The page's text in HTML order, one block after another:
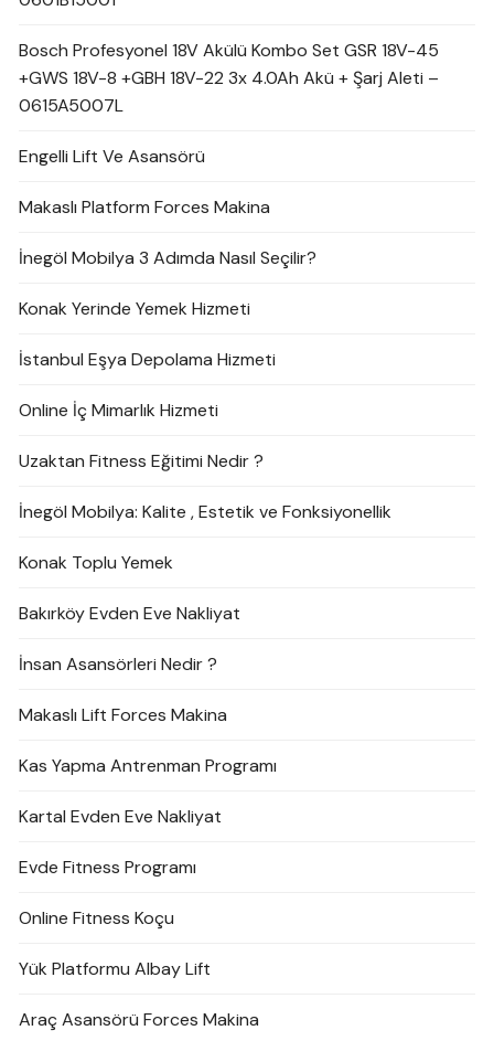
Bosch Profesyonel 18V Akülü Kombo Set GSR 18V-45
+GWS 18V-8 +GBH 18V-22 3x 4.0Ah Akü + Şarj Aleti –
0615A5007L
Engelli Lift Ve Asansörü
Makaslı Platform Forces Makina
İnegöl Mobilya 3 Adımda Nasıl Seçilir?
Konak Yerinde Yemek Hizmeti
İstanbul Eşya Depolama Hizmeti
Online İç Mimarlık Hizmeti
Uzaktan Fitness Eğitimi Nedir ?
İnegöl Mobilya: Kalite , Estetik ve Fonksiyonellik
Konak Toplu Yemek
Bakırköy Evden Eve Nakliyat
İnsan Asansörleri Nedir ?
Makaslı Lift Forces Makina
Kas Yapma Antrenman Programı
Kartal Evden Eve Nakliyat
Evde Fitness Programı
Online Fitness Koçu
Yük Platformu Albay Lift
Araç Asansörü Forces Makina